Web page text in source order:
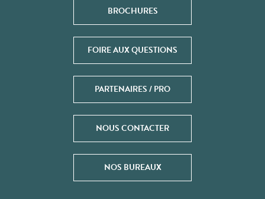
BROCHURES
FOIRE AUX QUESTIONS
PARTENAIRES / PRO
NOUS CONTACTER
NOS BUREAUX